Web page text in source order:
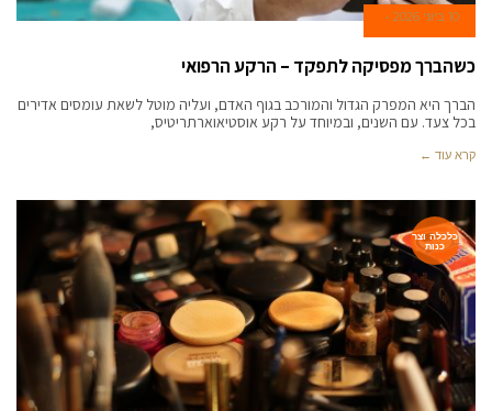
10 ביוני 2026
כשהברך מפסיקה לתפקד – הרקע הרפואי
הברך היא המפרק הגדול והמורכב בגוף האדם, ועליה מוטל לשאת עומסים אדירים
בכל צעד. עם השנים, ובמיוחד על רקע אוסטיאוארתריטיס,
קרא עוד ←
כלכלה וצר
כנות